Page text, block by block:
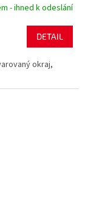
- ihned k odeslání
DETAIL
okraj,